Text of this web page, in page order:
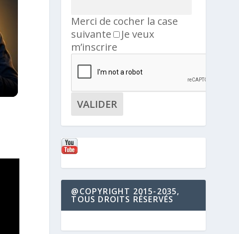
Merci de cocher la case
suivante
Je veux
m’inscrire
@COPYRIGHT 2015-2035,
TOUS DROITS RÉSERVÉS